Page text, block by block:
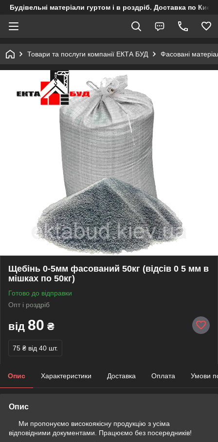
Будівельні матеріали гуртом і в роздріб. Доставка по
Товари та послуги компанії ЕКТА БУД Фасовані
Щебінь 0-5мм фасований 50кг (відсів 0 5 мм в
мішках по 50кг)
Готово до відправки
Опт і роздріб
від 80 ₴
75 ₴ від 40 шт.
Опис Характеристики Доставка Оплата Умови
Опис
Ми пропонуємо високоякісну продукцію з усіма
відповідними документами. Працюємо без посередників!